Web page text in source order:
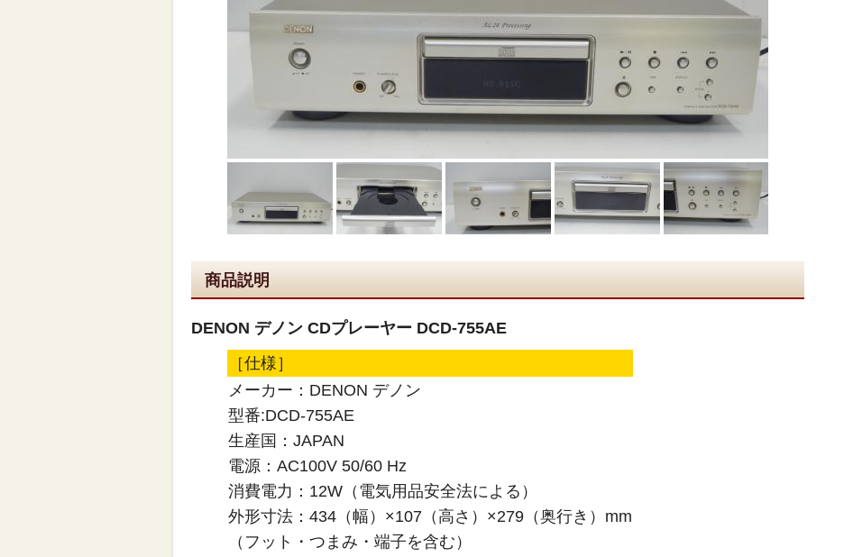
商品説明
DENON デノン CDプレーヤー DCD-755AE
［仕様］
メーカー：DENON デノン
型番:DCD-755AE
生産国：JAPAN
電源：AC100V 50/60 Hz
消費電力：12W（電気用品安全法による）
外形寸法：434（幅）×107（高さ）×279（奥行き）mm
（フット・つまみ・端子を含む）